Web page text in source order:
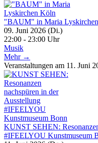
"BAUM" in Maria
09. Juni 2026 (Di.)
22:00 - 23:00 Uhr
Musik
Mehr →
Veranstaltungen am 11. Juni
KUNST SEHEN:
#IFEELYOU Kunstmuseum